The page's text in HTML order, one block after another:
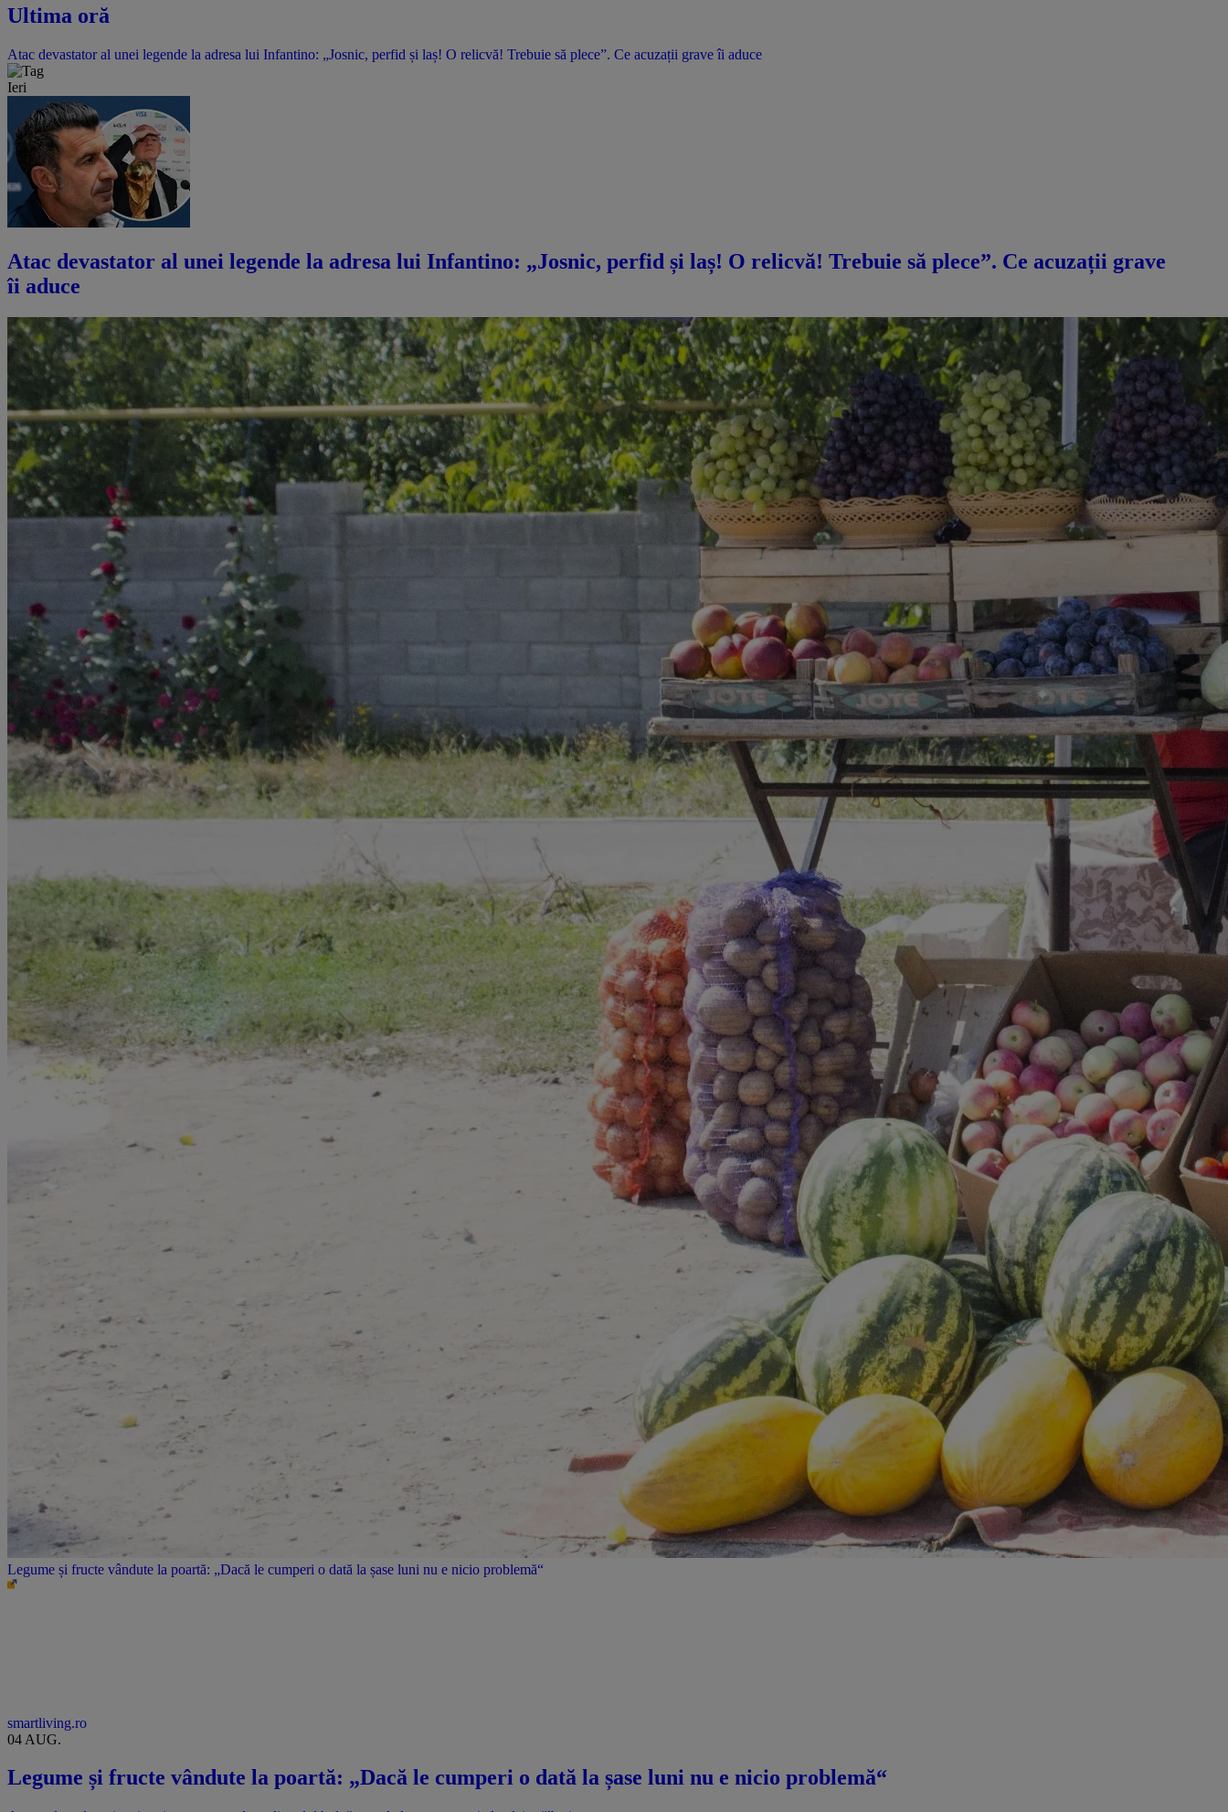
Ultima oră
Atac devastator al unei legende la adresa lui Infantino: „Josnic, perfid și laș! O relicvă! Trebuie să plece”. Ce acuzații grave îi aduce
Ieri
Atac devastator al unei legende la adresa lui Infantino: „Josnic, perfid și laș! O relicvă! Trebuie să plece”. Ce acuzații grave
îi aduce
Legume și fructe vândute la poartă: „Dacă le cumperi o dată la șase luni nu e nicio problemă“
smartliving.ro
04 AUG.
Legume și fructe vândute la poartă: „Dacă le cumperi o dată la șase luni nu e nicio problemă“